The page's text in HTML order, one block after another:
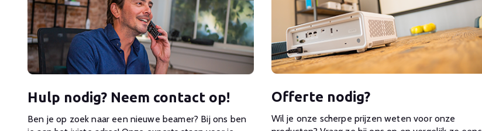
Hulp nodig? Neem contact op!
Ben je op zoek naar een nieuwe beamer? Bij ons ben
Offerte nodig?
Wil je onze scherpe prijzen weten voor onze